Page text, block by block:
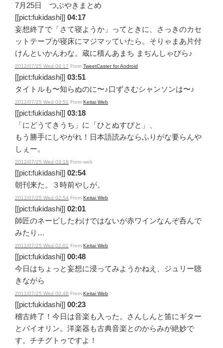
7月25日 つぶやきまとめ
[[pict:fukidashi]] 04:17
妄想終了で「さて寝ようか」ってときに、さっきのカセ
ットテープが寝床にマジマッていたら。そりゃまあ片付
けんといかんわな。蔵に積んあまち まぢんしゃびら♪
2012/07/25 Wed 04:17 From TweetCaster for Android
[[pict:fukidashi]] 03:51
タイトルも〜知らぬのに〜♪口ずさむシャンソンは〜♪
2012/07/25 Wed 03:51 From Keitai Web
[[pict:fukidashi]] 03:18
「にどうてきうち」に「ひとぬすびと」、
もう勝手にしやがれ！日本語読みならふりがな要らんや
しぇー。
2012/07/25 Wed 03:18 From web
[[pict:fukidashi]] 02:54
朝刊来た。３時前やしが。
2012/07/25 Wed 02:54 From Keitai Web
[[pict:fukidashi]] 02:01
師匠のネービしたわけではないが赤ワインなんぞ呑んで
みたり…
2012/07/25 Wed 02:01 From Keitai Web
[[pict:fukidashi]] 00:48
今日はちょっと妄想に浸ってみようかねえ、ジュリー聴
きながら
2012/07/25 Wed 00:48 From Keitai Web
[[pict:fukidashi]] 00:23
稽古終了！今日は音楽も入った。さんしんと笛にギター
とバイオリン。洋楽器も古典音楽とのからみが絶妙で
す。チチグトゥですよ！